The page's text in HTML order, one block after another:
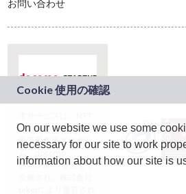
お問い合わせ
ドコモグループの新
規事業創出プログラ
ム「docomo
STARTUP」を通じて
On our website we use some
necessary for our site to work
information about how our site is